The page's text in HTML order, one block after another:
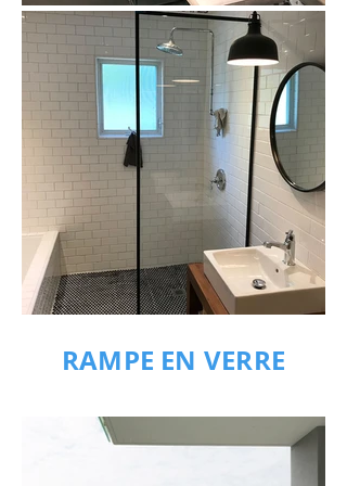
RAMPE EN VERRE